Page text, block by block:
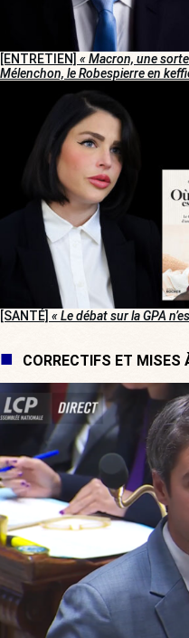
[ENTRETIEN] « Macron, une
Mélenchon, le Robespierre en
[SANTÉ] « Le débat sur la GPA
CORRECTIFS ET MISES